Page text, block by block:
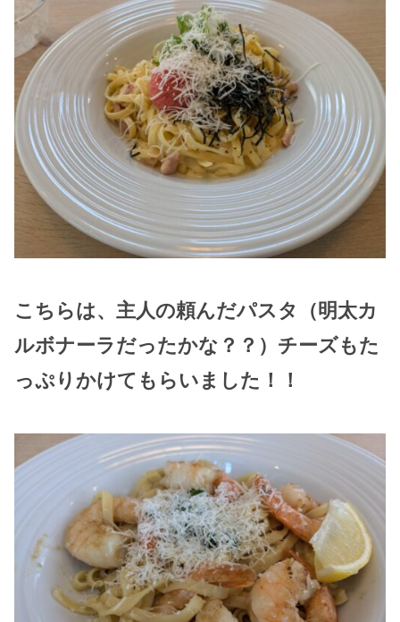
こちらは、主人の頼んだパスタ（明太カ
ルボナーラだったかな？？）チーズもた
っぷりかけてもらいました！！